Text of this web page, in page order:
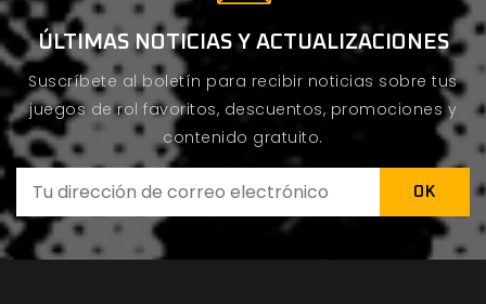
ÚLTIMAS NOTICIAS Y ACTUALIZACIONES
Suscríbete al boletín para recibir noticias sobre tus
juegos de rol favoritos, descuentos, promociones y
contenido gratuito.